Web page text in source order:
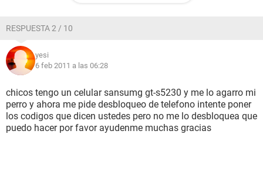
RESPUESTA 2 / 10
yesi
6 feb 2011 a las 06:28
chicos tengo un celular sansumg gt-s5230 y me lo agarro mi
perro y ahora me pide desbloqueo de telefono intente poner
los codigos que dicen ustedes pero no me lo desbloquea que
puedo hacer por favor ayudenme muchas gracias